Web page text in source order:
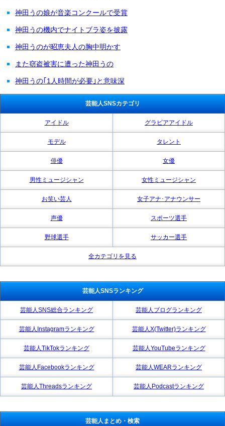
神田うの娘が音楽コンクールで受賞
神田うの機内でナイトブラ姿を披露
神田うのが昭恵夫人の胸中明かす
また窃盗被害に遭った神田うの
神田うの｢1人時間が必要｣と意味深
芸能人SNSカテゴリ
アイドル グラビアアイドル
モデル タレント
俳優 女優
男性ミュージシャン 女性ミュージシャン
お笑い芸人 女子アナ･アナウンサー
声優 スポーツ選手
野球選手 サッカー選手
全カテゴリを見る
芸能人SNSランキング
芸能人SNS総合ランキング 芸能人ブログランキング
芸能人Instagramランキング 芸能人X(Twitter)ランキング
芸能人TikTokランキング 芸能人YouTubeランキング
芸能人Facebookランキング 芸能人WEARランキング
芸能人Threadsランキング 芸能人Podcastランキング
芸能人まとめ・検索